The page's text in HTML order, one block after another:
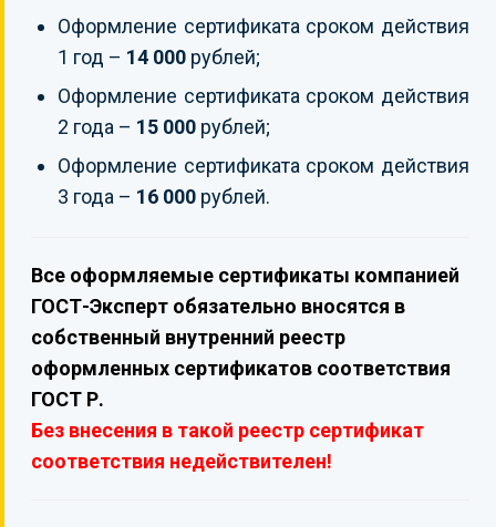
Оформление сертификата сроком действия
1 год – 14 000 рублей;
Оформление сертификата сроком действия
2 года – 15 000 рублей;
Оформление сертификата сроком действия
3 года – 16 000 рублей.
Все оформляемые сертификаты компанией
ГОСТ-Эксперт обязательно вносятся в
собственный внутренний реестр
оформленных сертификатов соответствия
ГОСТ Р.
Без внесения в такой реестр сертификат
соответствия недействителен!